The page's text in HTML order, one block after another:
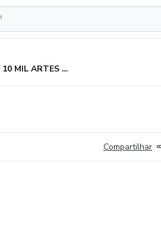
PACK 10 MIL ARTES CANVA!
Compartilhar